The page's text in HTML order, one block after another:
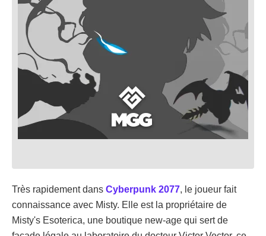
Très rapidement dans Cyberpunk 2077, le joueur fait
connaissance avec Misty. Elle est la propriétaire de
Misty's Esoterica, une boutique new-age qui sert de